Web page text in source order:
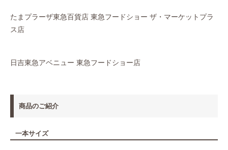
たまプラーザ東急百貨店 東急フードショー ザ・マーケットプラ
ス店
日吉東急アベニュー 東急フードショー店
商品のご紹介
一本サイズ